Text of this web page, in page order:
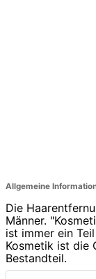
Allgemeine
Die
Männer.
ist immer ein
Kosmetik ist die
Bestandteil.